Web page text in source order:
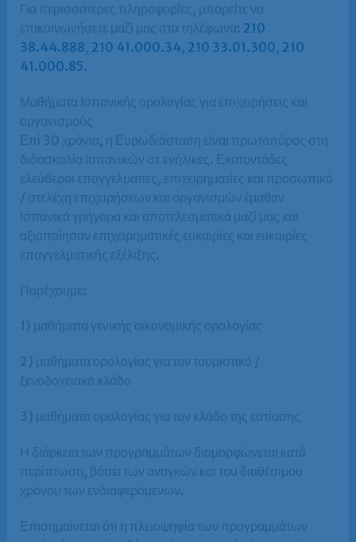
Για περισσότερες πληροφορίες, μπορείτε να
επικοινωνήσετε μαζί μας στα τηλέφωνα: 210
38.44.888, 210 41.000.34, 210 33.01.300, 210
41.000.85.
Μαθήματα Ισπανικής ορολογίας για επιχειρήσεις και
οργανισμούς
Επί 30 χρόνια, η Ευρωδιάσταση είναι πρωτοπόρος στη
διδασκαλία Ισπανικών σε ενήλικες. Εκατοντάδες
ελεύθεροι επαγγελματίες, επιχειρηματίες και προσωπικό
/ στελέχη επιχειρήσεων και οργανισμών έμαθαν
Ισπανικά γρήγορα και αποτελεσματικά μαζί μας και
αξιοποίησαν επιχειρηματικές ευκαιρίες και ευκαιρίες
επαγγελματικής εξέλιξης.
Παρέχουμε:
1) μαθήματα γενικής οικονομικής ορολογίας
2) μαθήματα ορολογίας για τον τουριστικό /
ξενοδοχειακό κλάδο
3) μαθήματα ορολογίας για τον κλάδο της εστίασης
Η διάρκεια των προγραμμάτων διαμορφώνεται κατά
περίπτωση, βάσει των αναγκών και του διαθέσιμου
χρόνου των ενδιαφερόμενων.
Επισημαίνεται ότι η πλειοψηφία των προγραμμάτων